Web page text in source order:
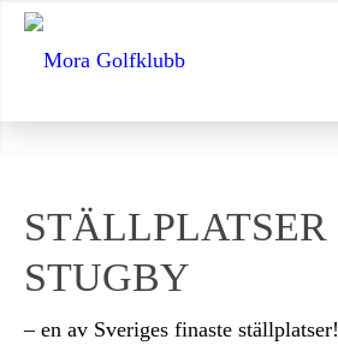
STÄLLPLATSER
STUGBY
– en av Sveriges finaste ställplatser!